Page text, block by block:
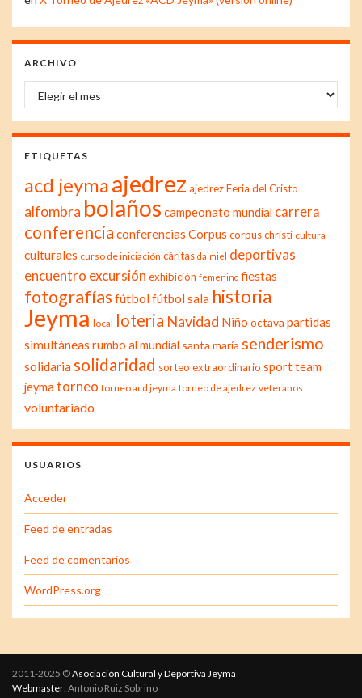
ARCHIVO
Archivo
ETIQUETAS
acd jeymaajedrez ajedrez Feria del Cristo
alfombra bolaños campeonato mundial carrera
conferencia conferencias Corpus corpus christi cultura
culturales curso de iniciación cáritas daimiel deportivas
encuentro excursión exhibición femenino fiestas
fotografías fútbolfútbol sala historia
Jeyma local loteria Navidad Niño octava partidas
simultáneas rumbo al mundial santa maría senderismo
solidaria solidaridad sorteo extraordinario sport team
jeyma torneo torneo acd jeyma torneo de ajedrez veteranos
voluntariado
USUARIOS
Acceder
Feed de entradas
Feed de comentarios
WordPress.org
2011-2025 ©Asociación Cultural y Deportiva Jeyma
Webmaster:Antonio Ruiz Sobrino